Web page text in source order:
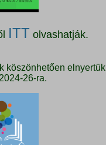
ITT olvashatják.
köszönhetően elnyertük
26-ra.